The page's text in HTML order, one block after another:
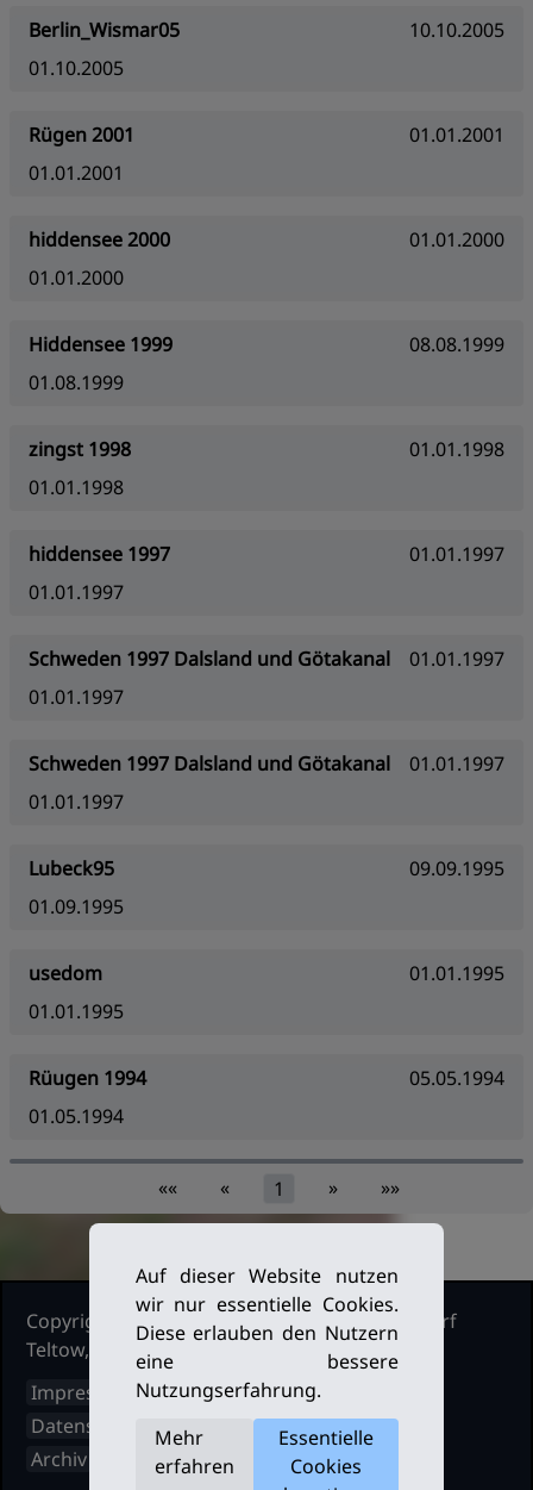
Berlin_Wismar05
10.10.2005
01.10.2005
Rügen 2001
01.01.2001
01.01.2001
hiddensee 2000
01.01.2000
01.01.2000
Hiddensee 1999
08.08.1999
01.08.1999
zingst 1998
01.01.1998
01.01.1998
hiddensee 1997
01.01.1997
01.01.1997
Schweden 1997 Dalsland und Götakanal
01.01.1997
01.01.1997
Schweden 1997 Dalsland und Götakanal
01.01.1997
01.01.1997
Lubeck95
09.09.1995
01.09.1995
usedom
01.01.1995
01.01.1995
Rüugen 1994
05.05.1994
01.05.1994
«« « 1 » »»
Copyright Ruderclub Kleinmachnow Stahnsdorf
Teltow, 2026. Alle Rechte vorbehalten.
Impressum
Datenschutz
Archiv
Auf dieser Website nutzen
wir nur essentielle Cookies.
Diese erlauben den Nutzern
eine bessere
Nutzungserfahrung.
Mehr
erfahren
Essentielle
Cookies